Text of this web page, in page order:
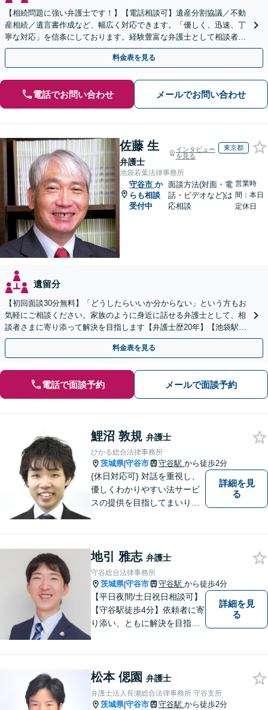
【相続問題に強い弁護士です！】【電話相談可】遺産分割協議／不動
産相続／遺言書作成など、幅広く対応できます。「優しく、迅速、丁
寧な対応」を信条にしております。経験豊富な弁護士として相談者様
のため全力を尽くします。お気軽にご相談ください。
料金表を見る
電話でお問い合わせ メールでお問い合わせ
佐藤 生
弁護士
インタビュー
を見る
東京都
池袋若葉法律事務所
守谷市 か
らも相談
受付中
面談方法(対面・電
話・ビデオなど)は
応相談
営業時
間：本日
定休日
遺留分
【初回面談30分無料】「どうしたらいいか分からない」という方もお
気軽にご相談ください。家族のように身近に話せる弁護士として、相
談者さまに寄り添って解決を目指します【弁護士歴20年】【池袋駅5
分】
料金表を見る
電話で面談予約 メールで面談予約
鯉沼 敦規 弁護士
ひかる総合法律事務所
茨城県|守谷市 守谷駅 から徒歩2分
{休日対応可} 対話を重視し、
優しくわかりやすい法サービ
スの提供を目指してまいりま
詳細を見
る
地引 雅志 弁護士
守谷総合法律事務所
茨城県|守谷市 守谷駅 から徒歩4分
【平日夜間/土日祝日相談可】
【守谷駅徒歩4分】依頼者に寄
り添い、ともに解決を目指し
詳細を見
る
松本 偲園 弁護士
弁護士法人長瀬総合法律事務所 守谷支所
茨城県|守谷市 守谷駅 から徒歩2分